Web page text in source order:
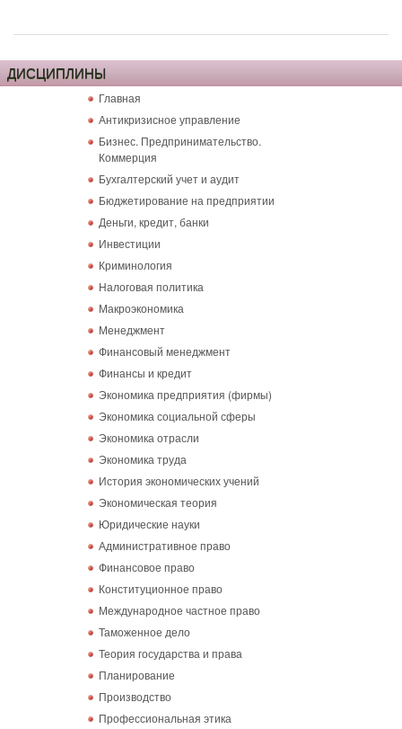
ДИСЦИПЛИНЫ
Главная
Антикризисное управление
Бизнес. Предпринимательство.
Коммерция
Бухгалтерский учет и аудит
Бюджетирование на предприятии
Деньги, кредит, банки
Инвестиции
Криминология
Налоговая политика
Макроэкономика
Менеджмент
Финансовый менеджмент
Финансы и кредит
Экономика предприятия (фирмы)
Экономика социальной сферы
Экономика отрасли
Экономика труда
История экономических учений
Экономическая теория
Юридические науки
Административное право
Финансовое право
Конституционное право
Международное частное право
Таможенное дело
Теория государства и права
Планирование
Производство
Профессиональная этика